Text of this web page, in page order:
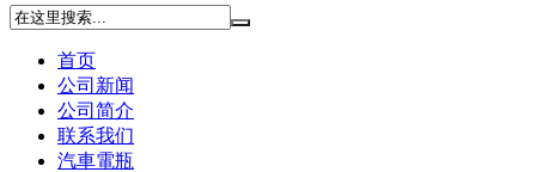
首页
公司新闻
公司简介
联系我们
汽車電瓶